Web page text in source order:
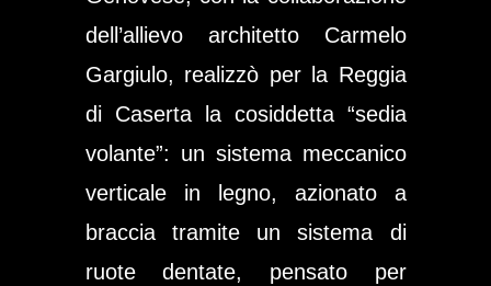
dell’allievo architetto Carmelo
Gargiulo, realizzò per la Reggia
di Caserta la cosiddetta “sedia
volante”: un sistema meccanico
verticale in legno, azionato a
braccia tramite un sistema di
ruote dentate, pensato per